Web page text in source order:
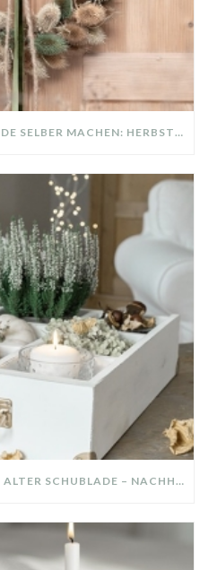
KRANZ AUS WILDEN KARDE SELBER MACHEN: HERBSTDEKO GANZ EINFACH
DIY-DEKO-TABLETT AUS ALTER SCHUBLADE – NACHHALTIGE HERBSTDEKO SELBER MACHEN!